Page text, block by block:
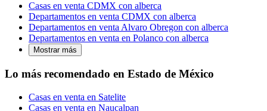
Casas en venta CDMX con alberca
Departamentos en venta CDMX con alberca
Departamentos en venta Alvaro Obregon con alberca
Departamentos en venta en Polanco con alberca
Mostrar más
Lo más recomendado en Estado de México
Casas en venta en Satelite
Casas en venta en Naucalpan